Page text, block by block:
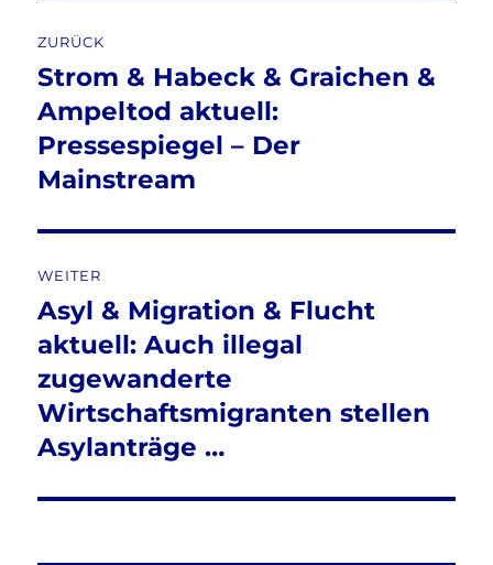
ZURÜCK
Vorheriger
Beitrag:
Strom & Habeck & Graichen &
Ampeltod aktuell:
Pressespiegel – Der
Mainstream
WEITER
Nächster
Beitrag:
Asyl & Migration & Flucht
aktuell: Auch illegal
zugewanderte
Wirtschaftsmigranten stellen
Asylanträge …